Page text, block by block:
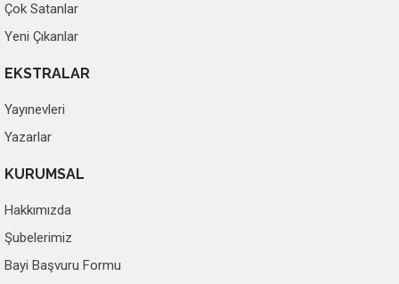
Çok Satanlar
Yeni Çıkanlar
EKSTRALAR
Yayınevleri
Yazarlar
KURUMSAL
Hakkımızda
Şubelerimiz
Bayi Başvuru Formu